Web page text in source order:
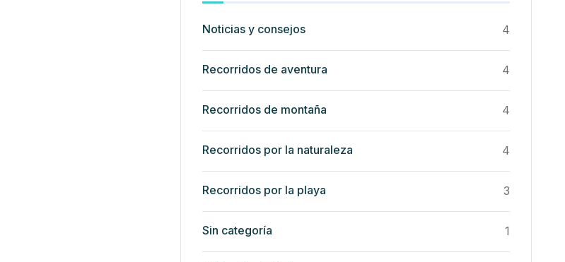
Noticias y consejos 4
Recorridos de aventura 4
Recorridos de montaña 4
Recorridos por la naturaleza 4
Recorridos por la playa 3
Sin categoría 1